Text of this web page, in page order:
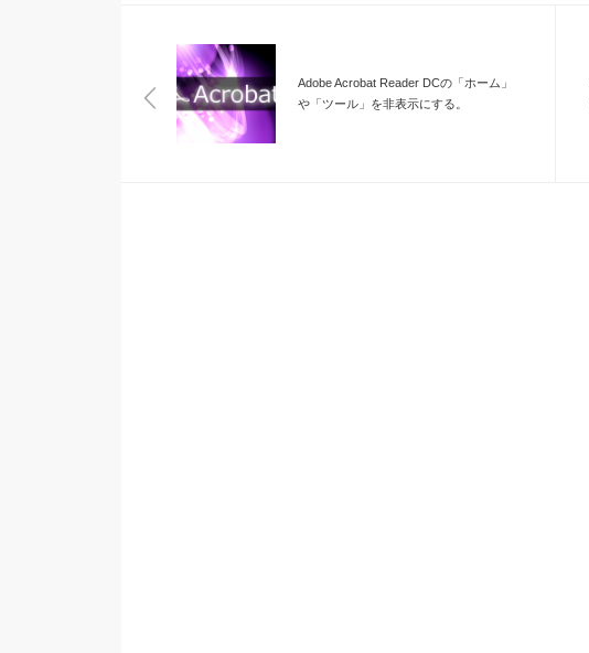
Adobe Acrobat Reader DCの「ホーム」
や「ツール」を非表示にする。